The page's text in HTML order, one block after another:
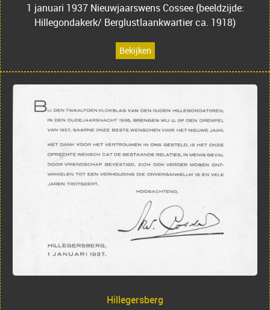
1 januari 1937 Nieuwjaarswens Cossee (beeldzijde:
Hillegondakerk/ Berglustlaankwartier ca. 1918)
Bekijken
Hillegersberg